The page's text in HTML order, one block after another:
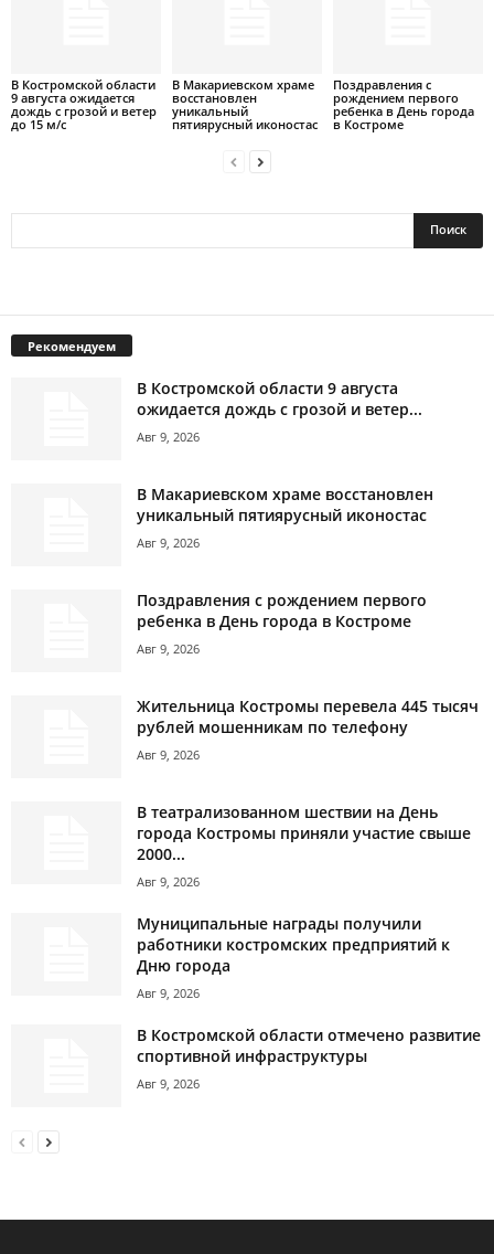
В Костромской области
9 августа ожидается
дождь с грозой и ветер
до 15 м/с
В Макариевском храме
восстановлен
уникальный
пятиярусный иконостас
Поздравления с
рождением первого
ребенка в День города
в Костроме
Рекомендуем
В Костромской области 9 августа
ожидается дождь с грозой и ветер...
Авг 9, 2026
В Макариевском храме восстановлен
уникальный пятиярусный иконостас
Авг 9, 2026
Поздравления с рождением первого
ребенка в День города в Костроме
Авг 9, 2026
Жительница Костромы перевела 445 тысяч
рублей мошенникам по телефону
Авг 9, 2026
В театрализованном шествии на День
города Костромы приняли участие свыше
2000...
Авг 9, 2026
Муниципальные награды получили
работники костромских предприятий к
Дню города
Авг 9, 2026
В Костромской области отмечено развитие
спортивной инфраструктуры
Авг 9, 2026